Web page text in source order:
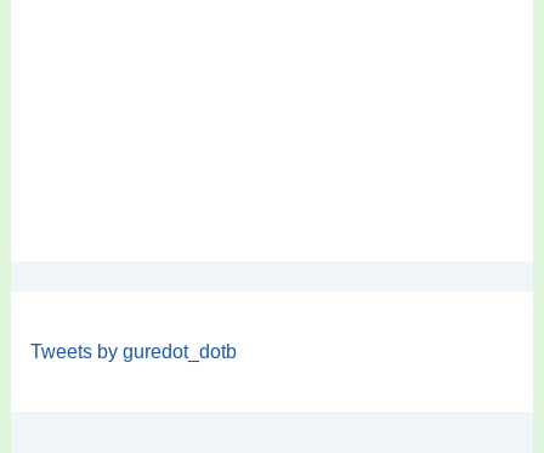
Tweets by guredot_dotb